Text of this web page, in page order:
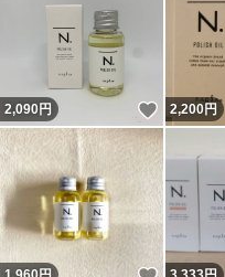
2,090円 いいね！
2,200円